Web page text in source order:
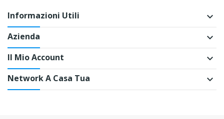
Informazioni Utili keyboard_arrow_down
Azienda keyboard_arrow_down
Il Mio Account keyboard_arrow_down
Network A Casa Tua keyboard_arrow_down